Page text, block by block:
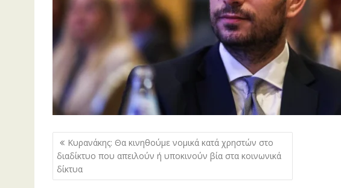
Πλοήγηση
άρθρων
Κυρανάκης: Θα κινηθούμε νομικά κατά χρηστών στο
διαδίκτυο που απειλούν ή υποκινούν βία στα κοινωνικά
δίκτυα